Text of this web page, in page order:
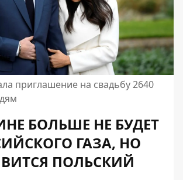
приглашение на свадьбу 2640
БОЛЬШЕ НЕ БУДЕТ
ГАЗА, НО
ПОЛЬСКИЙ